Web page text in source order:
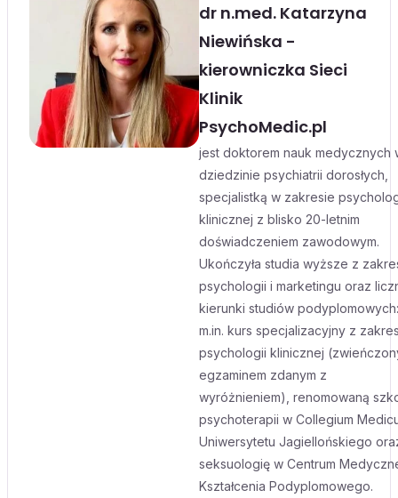
dr n.med. Katarzyna
Niewińska -
kierowniczka Sieci
Klinik
PsychoMedic.pl
jest doktorem nauk medycznych
dziedzinie psychiatrii dorosłych,
specjalistką w zakresie
klinicznej z blisko 20-letnim
doświadczeniem zawodowym.
Ukończyła studia wyższe z
psychologii i marketingu oraz
kierunki studiów podyplomowych:
m.in. kurs specjalizacyjny z
psychologii klinicznej
egzaminem zdanym z
wyróżnieniem), renomowaną
psychoterapii w Collegium
Uniwersytetu Jagiellońskiego
seksuologię w Centrum
Kształcenia Podyplomowego.